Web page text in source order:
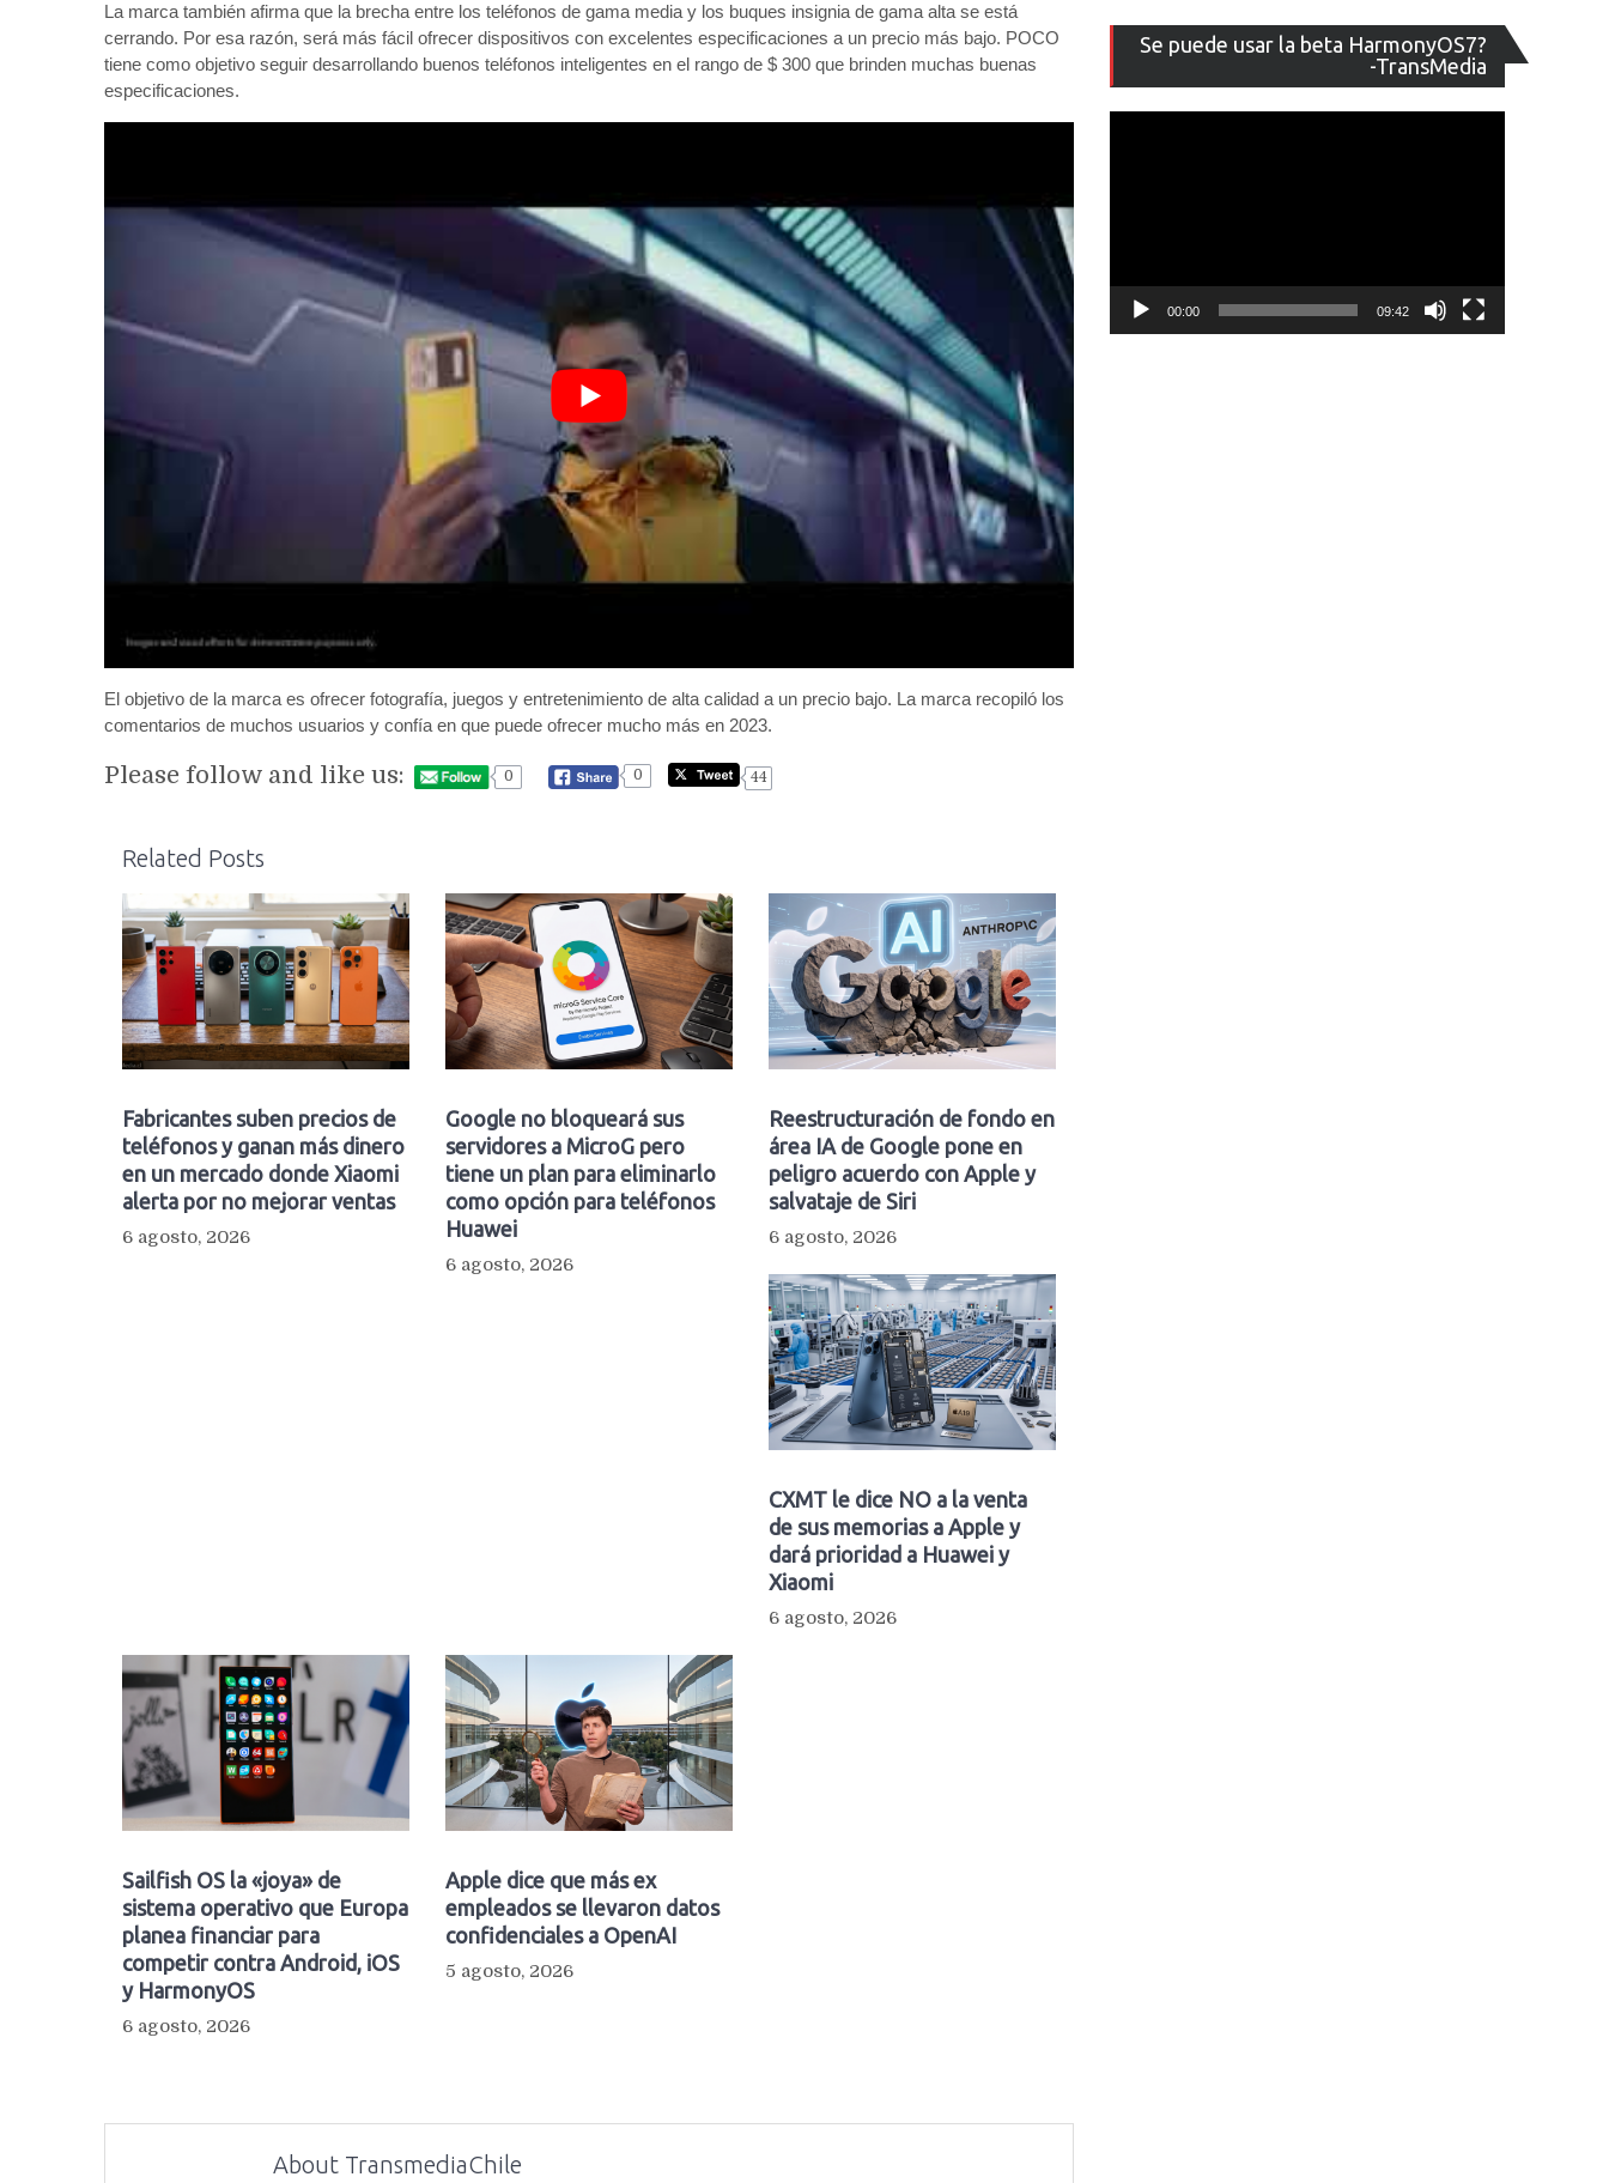
La marca también afirma que la brecha entre los teléfonos de gama media y los buques insignia de gama alta se está
cerrando. Por esa razón, será más fácil ofrecer dispositivos con excelentes especificaciones a un precio más bajo. POCO
tiene como objetivo seguir desarrollando buenos teléfonos inteligentes en el rango de $ 300 que brinden muchas buenas
especificaciones.
El objetivo de la marca es ofrecer fotografía, juegos y entretenimiento de alta calidad a un precio bajo. La marca recopiló los
comentarios de muchos usuarios y confía en que puede ofrecer mucho más en 2023.
Please follow and like us: 0 0 44
Related Posts
Fabricantes suben precios de
teléfonos y ganan más dinero
en un mercado donde Xiaomi
alerta por no mejorar ventas
6 agosto, 2026
Google no bloqueará sus
servidores a MicroG pero
tiene un plan para eliminarlo
como opción para teléfonos
Huawei
6 agosto, 2026
Reestructuración de fondo en
área IA de Google pone en
peligro acuerdo con Apple y
salvataje de Siri
6 agosto, 2026
CXMT le dice NO a la venta
de sus memorias a Apple y
dará prioridad a Huawei y
Xiaomi
6 agosto, 2026
Sailfish OS la «joya» de
sistema operativo que Europa
planea financiar para
competir contra Android, iOS
y HarmonyOS
6 agosto, 2026
Apple dice que más ex
empleados se llevaron datos
confidenciales a OpenAI
5 agosto, 2026
About TransmediaChile
Se puede usar la beta HarmonyOS7?
-TransMedia
de
vídeo
00:00 09:42